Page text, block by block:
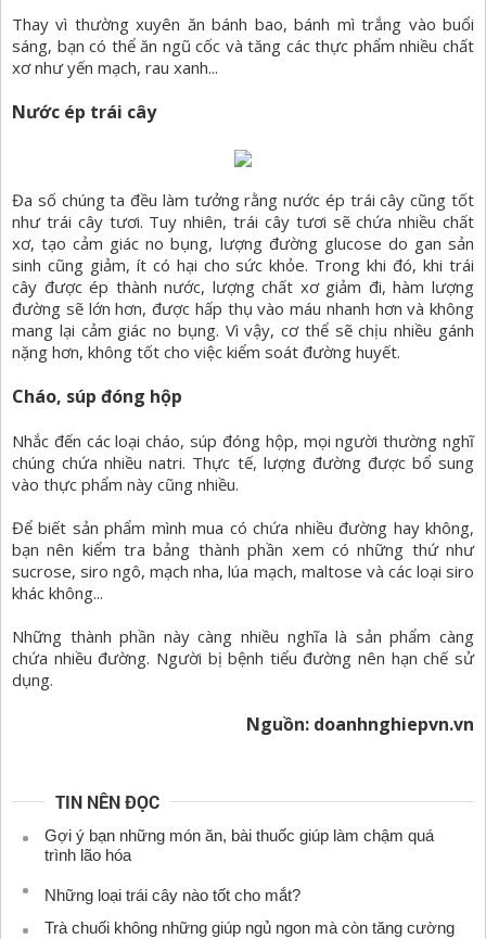
Thay vì thường xuyên ăn bánh bao, bánh mì trắng vào buổi
sáng, bạn có thể ăn ngũ cốc và tăng các thực phẩm nhiều chất
xơ như yến mạch, rau xanh...
Nước ép trái cây
Đa số chúng ta đều làm tưởng rằng nước ép trái cây cũng tốt
như trái cây tươi. Tuy nhiên, trái cây tươi sẽ chứa nhiều chất
xơ, tạo cảm giác no bụng, lượng đường glucose do gan sản
sinh cũng giảm, ít có hại cho sức khỏe. Trong khi đó, khi trái
cây được ép thành nước, lượng chất xơ giảm đi, hàm lượng
đường sẽ lớn hơn, được hấp thụ vào máu nhanh hơn và không
mang lại cảm giác no bụng. Vì vậy, cơ thể sẽ chịu nhiều gánh
nặng hơn, không tốt cho việc kiểm soát đường huyết.
Cháo, súp đóng hộp
Nhắc đến các loại cháo, súp đóng hộp, mọi người thường nghĩ
chúng chứa nhiều natri. Thực tế, lượng đường được bổ sung
vào thực phẩm này cũng nhiều.
Để biết sản phẩm mình mua có chứa nhiều đường hay không,
bạn nên kiểm tra bảng thành phần xem có những thứ như
sucrose, siro ngô, mạch nha, lúa mạch, maltose và các loại siro
khác không...
Những thành phần này càng nhiều nghĩa là sản phẩm càng
chứa nhiều đường. Người bị bệnh tiểu đường nên hạn chế sử
dụng.
Nguồn: doanhnghiepvn.vn
TIN NÊN ĐỌC
Gợi ý bạn những món ăn, bài thuốc giúp làm chậm quá
trình lão hóa
Những loại trái cây nào tốt cho mắt?
Trà chuối không những giúp ngủ ngon mà còn tăng cường